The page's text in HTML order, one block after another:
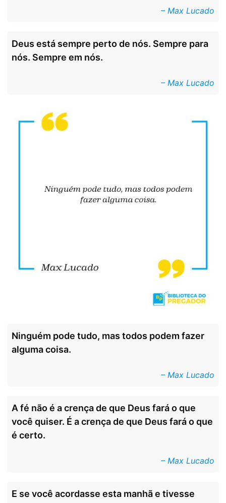
– Max Lucado
Deus está sempre perto de nós. Sempre para
nós. Sempre em nós.
– Max Lucado
Ninguém pode tudo, mas todos podem fazer
alguma coisa.
– Max Lucado
A fé não é a crença de que Deus fará o que
você quiser. É a crença de que Deus fará o que
é certo.
– Max Lucado
E se você acordasse esta manhã e tivesse